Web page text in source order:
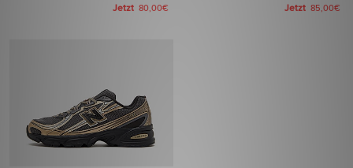
Jetzt 80,00€ Jetzt 85,00€